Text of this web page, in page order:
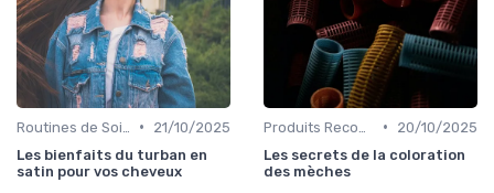
•
21/10/2025
Les bienfaits du turban en
satin pour vos cheveux
•
20/10/2025
Les secrets de la coloration
des mèches